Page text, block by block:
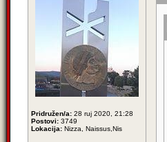
Pridružen/a: 28 ruj 2020, 21:28
Postovi: 3749
Lokacija: Nizza, Naissus,Nis